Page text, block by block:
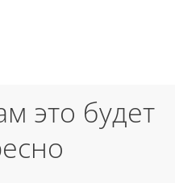
это будет